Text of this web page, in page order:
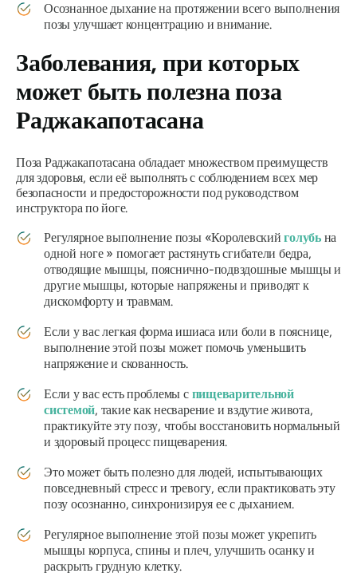
Осознанное дыхание на протяжении всего выполнения
позы улучшает концентрацию и внимание.
Заболевания, при которых
может быть полезна поза
Раджакапотасана
Поза Раджакапотасана обладает множеством преимуществ
для здоровья, если её выполнять с соблюдением всех мер
безопасности и предосторожности под руководством
инструктора по йоге.
Регулярное выполнение позы «Королевскийголубьна
одной ноге » помогает растянуть сгибатели бедра,
отводящие мышцы, пояснично-подвздошные мышцы и
другие мышцы, которые напряжены и приводят к
дискомфорту и травмам.
Если у вас легкая форма ишиаса или боли в пояснице,
выполнение этой позы может помочь уменьшить
напряжение и скованность.
Если у вас есть проблемы с пищеварительной
системой, такие как несварение и вздутие живота,
практикуйте эту позу, чтобы восстановить нормальный
и здоровый процесс пищеварения.
Это может быть полезно для людей, испытывающих
повседневный стресс и тревогу, если практиковать эту
позу осознанно, синхронизируя ее с дыханием.
Регулярное выполнение этой позы может укрепить
мышцы корпуса, спины и плеч, улучшить осанку и
раскрыть грудную клетку.